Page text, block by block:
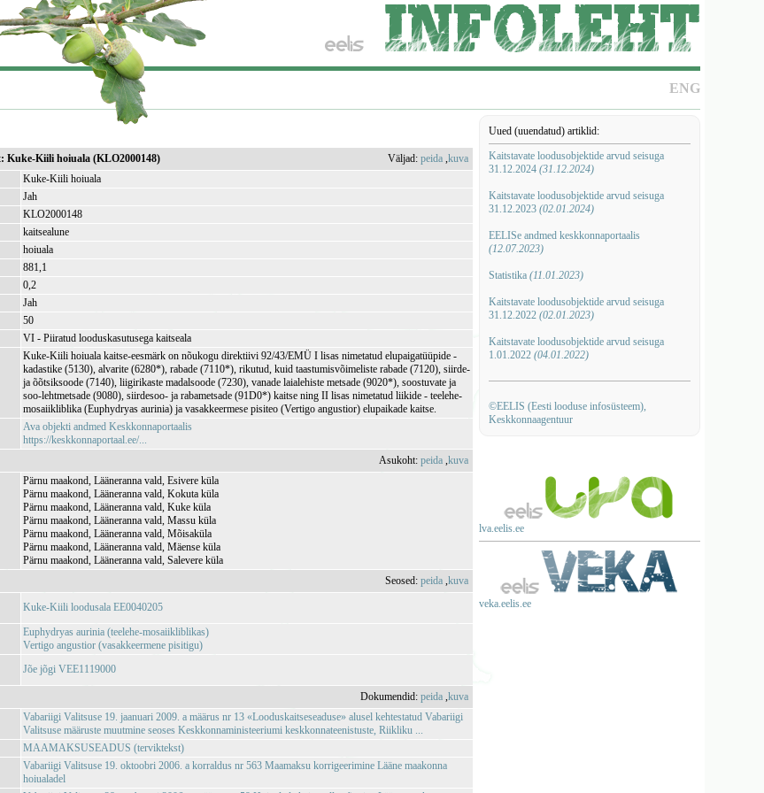
ENG
Uued (uuendatud) artiklid:
Kaitstavate loodusobjektide arvud seisuga
31.12.2024 (31.12.2024)
Kaitstavate loodusobjektide arvud seisuga
31.12.2023 (02.01.2024)
EELISe andmed keskkonnaportaalis
(12.07.2023)
Statistika (11.01.2023)
Kaitstavate loodusobjektide arvud seisuga
31.12.2022 (02.01.2023)
Kaitstavate loodusobjektide arvud seisuga
1.01.2022 (04.01.2022)
©EELIS (Eesti looduse infosüsteem),
Keskkonnaagentuur
lva.eelis.ee
veka.eelis.ee
Kuke-Kiili hoiuala (KLO2000148) Väljad:peida ,kuva
Kuke-Kiili hoiuala
Jah
KLO2000148
kaitsealune
hoiuala
881,1
0,2
Jah
50
VI - Piiratud looduskasutusega kaitseala
Kuke-Kiili hoiuala kaitse-eesmärk on nõukogu direktiivi 92/43/EMÜ I lisas nimetatud elupaigatüüpide -
kadastike (5130), alvarite (6280*), rabade (7110*), rikutud, kuid taastumisvõimeliste rabade (7120), siirde-
ja õõtsiksoode (7140), liigirikaste madalsoode (7230), vanade laialehiste metsade (9020*), soostuvate ja
soo-lehtmetsade (9080), siirdesoo- ja rabametsade (91D0*) kaitse ning II lisas nimetatud liikide - teelehe-
mosaiikliblika (Euphydryas aurinia) ja vasakkeermese pisiteo (Vertigo angustior) elupaikade kaitse.
Ava objekti andmed Keskkonnaportaalis
https://keskkonnaportaal.ee/...
Asukoht:peida ,kuva
Pärnu maakond, Lääneranna vald, Esivere küla
Pärnu maakond, Lääneranna vald, Kokuta küla
Pärnu maakond, Lääneranna vald, Kuke küla
Pärnu maakond, Lääneranna vald, Massu küla
Pärnu maakond, Lääneranna vald, Mõisaküla
Pärnu maakond, Lääneranna vald, Mäense küla
Pärnu maakond, Lääneranna vald, Salevere küla
Seosed:peida ,kuva
Kuke-Kiili loodusala EE0040205
Euphydryas aurinia (teelehe-mosaiikliblikas)
Vertigo angustior (vasakkeermene pisitigu)
Jõe jõgi VEE1119000
Dokumendid:peida ,kuva
Vabariigi Valitsuse 19. jaanuari 2009. a määrus nr 13 «Looduskaitseseaduse» alusel kehtestatud Vabariigi
Valitsuse määruste muutmine seoses Keskkonnaministeeriumi keskkonnateenistuste, Riikliku ...
MAAMAKSUSEADUS (terviktekst)
Vabariigi Valitsuse 19. oktoobri 2006. a korraldus nr 563 Maamaksu korrigeerimine Lääne maakonna
hoiualadel